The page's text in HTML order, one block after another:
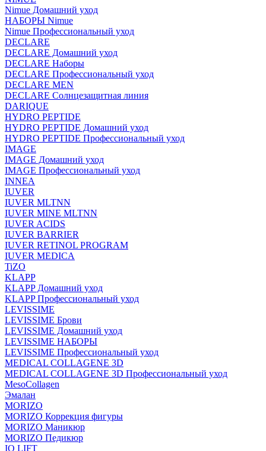
Nimue Домашний уход
НАБОРЫ Nimue
Nimue Профессиональный уход
DECLARE
DECLARE Домашний уход
DECLARE Наборы
DECLARE Профессиональный уход
DECLARE MEN
DECLARE Солнцезащитная линия
DARIQUE
HYDRO PEPTIDE
HYDRO PEPTIDE Домашний уход
HYDRO PEPTIDE Профессиональный уход
IMAGE
IMAGE Домашний уход
IMAGE Профессиональный уход
INNEA
IUVER
IUVER MLTNN
IUVER MINE MLTNN
IUVER ACIDS
IUVER BARRIER
IUVER RETINOL PROGRAM
IUVER MEDICA
TiZO
KLAPP
KLAPP Домашний уход
KLAPP Профессиональный уход
LEVISSIME
LEVISSIME Брови
LEVISSIME Домашний уход
LEVISSIME НАБОРЫ
LEVISSIME Профессиональный уход
MEDICAL COLLAGENE 3D
MEDICAL COLLAGENE 3D Профессиональный уход
MesoCollagen
Эмалан
MORIZO
MORIZO Коррекция фигуры
MORIZO Маникюр
MORIZO Педикюр
IQ LIFT